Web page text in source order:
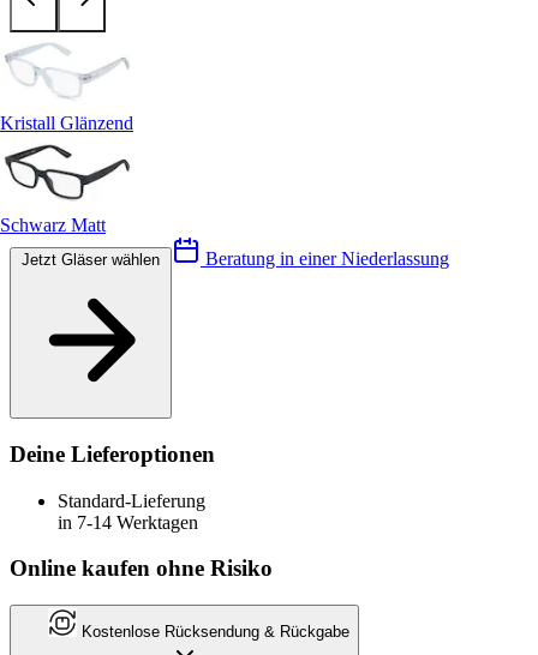
Kristall Glänzend
Schwarz Matt
Beratung in einer Niederlassung
Deine Lieferoptionen
Standard-Lieferung
in 7-14 Werktagen
Online kaufen ohne Risiko
Kostenlose Rücksendung & Rückgabe